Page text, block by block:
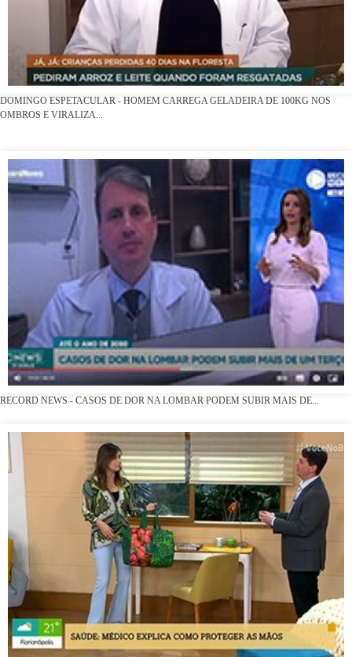
DOMINGO ESPETACULAR - HOMEM CARREGA GELADEIRA DE 100KG NOS
OMBROS E VIRALIZA...
RECORD NEWS - CASOS DE DOR NA LOMBAR PODEM SUBIR MAIS DE...